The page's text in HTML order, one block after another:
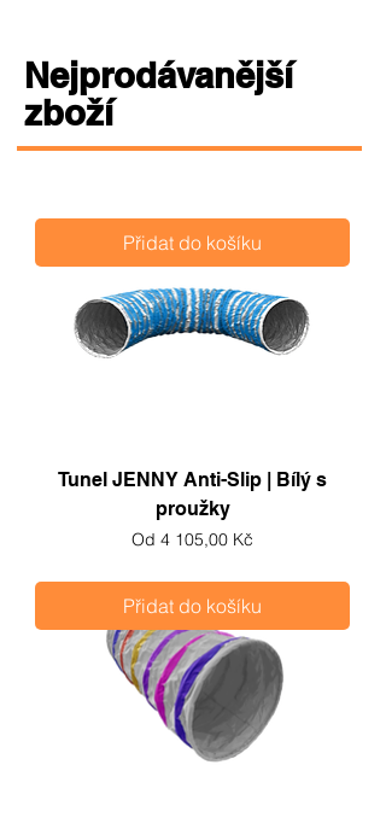
Nejprodávanější
zboží
Přidat do košíku
Tunel JENNY Anti-Slip | Bílý s
proužky
Od 4 105,00 Kč
Zvýhodněná cena
Přidat do košíku